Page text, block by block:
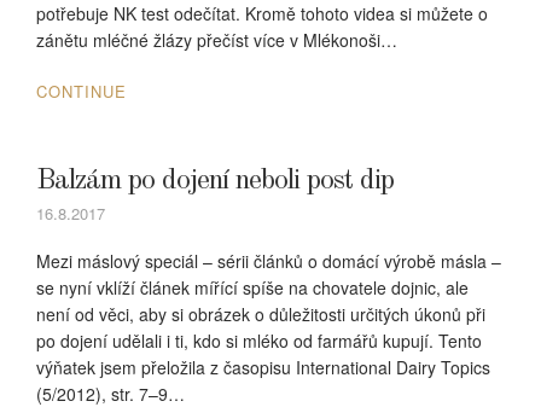
potřebuje NK test odečítat. Kromě tohoto videa si můžete o
zánětu mléčné žlázy přečíst více v Mlékonoši…
CONTINUE
Balzám po dojení neboli post dip
16.8.2017
Mezi máslový speciál – sérii článků o domácí výrobě másla –
se nyní vklíží článek mířící spíše na chovatele dojnic, ale
není od věci, aby si obrázek o důležitosti určitých úkonů při
po dojení udělali i ti, kdo si mléko od farmářů kupují. Tento
výňatek jsem přeložila z časopisu International Dairy Topics
(5/2012), str. 7–9…